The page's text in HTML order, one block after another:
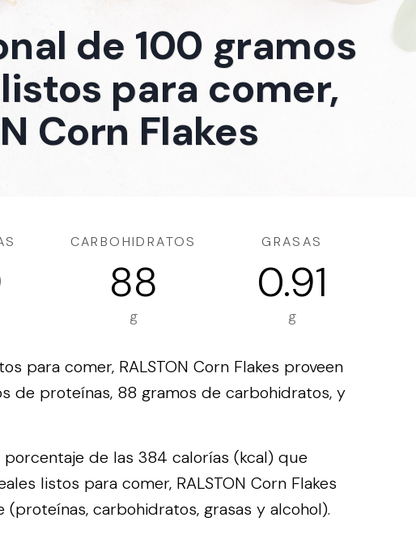
de 100 gramos
para comer,
Corn Flakes
CARBOHIDRATOS
88
g
GRASAS
0.91
g
para comer, RALSTON Corn Flakes proveen
de proteínas, 88 gramos de carbohidratos, y
de las 384 calorías (kcal) que
listos para comer, RALSTON Corn Flakes
carbohidratos, grasas y alcohol).